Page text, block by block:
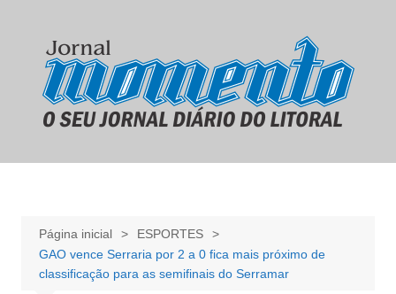
conteúdo
Página inicial
ESPORTES
GAO vence Serraria por 2 a 0 fica mais próximo de
classificação para as semifinais do Serramar